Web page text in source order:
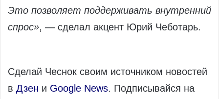
Это позволяет поддерживать внутренний
спрос», — сделал акцент Юрий Чеботарь.
Сделай Чеснок своим источником новостей
в Дзен и Google News. Подписывайся на